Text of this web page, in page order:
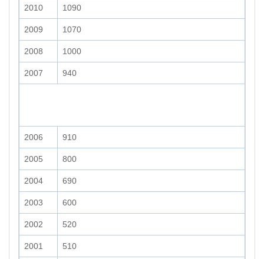
2010 1090
2009 1070
2008 1000
2007 940
2006 910
2005 800
2004 690
2003 600
2002 520
2001 510